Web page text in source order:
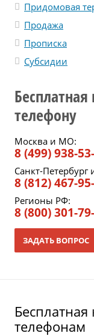
Придомовая
Продажа
Прописка
Субсидии
телефону
Москва и МО:
8 (499) 938-
Санкт-Петербург
8 (812) 467-
Регионы РФ:
8 (800) 301-
ЗАДАТЬ ВОПРОС
телефонам